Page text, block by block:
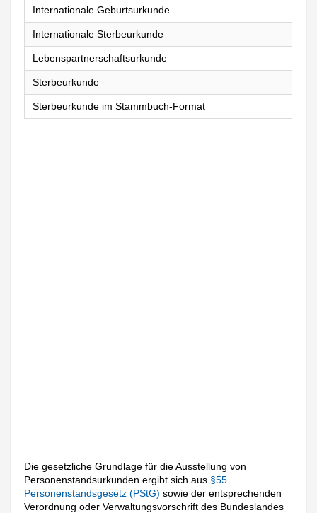
Internationale Geburtsurkunde
Internationale Sterbeurkunde
Lebenspartnerschaftsurkunde
Sterbeurkunde
Sterbeurkunde im Stammbuch-Format
Die gesetzliche Grundlage für die Ausstellung von
Personenstandsurkunden ergibt sich aus §55
Personenstandsgesetz (PStG)sowie der entsprechenden
Verordnung oder Verwaltungsvorschrift des Bundeslandes